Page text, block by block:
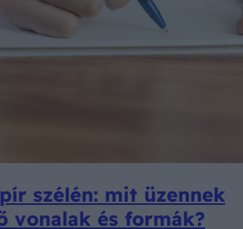
szélén: mit üzennek
vonalak és formák?